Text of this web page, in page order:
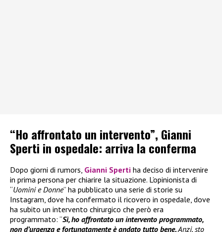
“Ho affrontato un intervento”, Gianni
Sperti in ospedale: arriva la conferma
Dopo giorni di rumors, Gianni Sperti ha deciso di intervenire
in prima persona per chiarire la situazione. L’opinionista di
“Uomini e Donne” ha pubblicato una serie di storie su
Instagram, dove ha confermato il ricovero in ospedale, dove
ha subito un intervento chirurgico che però era
programmato: “Sì, ho affrontato un intervento programmato,
non d’urgenza e fortunatamente è andato tutto bene.Anzi, sto